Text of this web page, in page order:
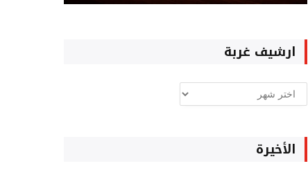
ارشيف غربة
ارشيف
غربة
الأخيرة